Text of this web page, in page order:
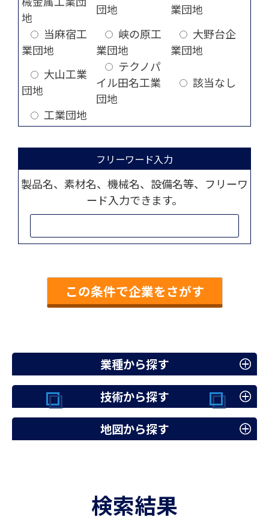
地
団地
業団地
当麻宿工
業団地
峡の原工
業団地
大野台企
業団地
大山工業
団地
テクノパ
イル田名工業
団地
該当なし
工業団地
フリーワード入力
製品名、素材名、機械名、設備名等、フリーワ
ード入力できます。
この条件で企業をさがす
業種から探す
技術から探す
地図から探す
検索結果